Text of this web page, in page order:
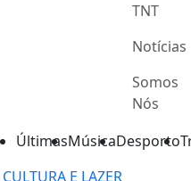
TNT
Notícias
Somos
Nós
ÚltimasMúsicaDesporto
CULTURA E LAZER